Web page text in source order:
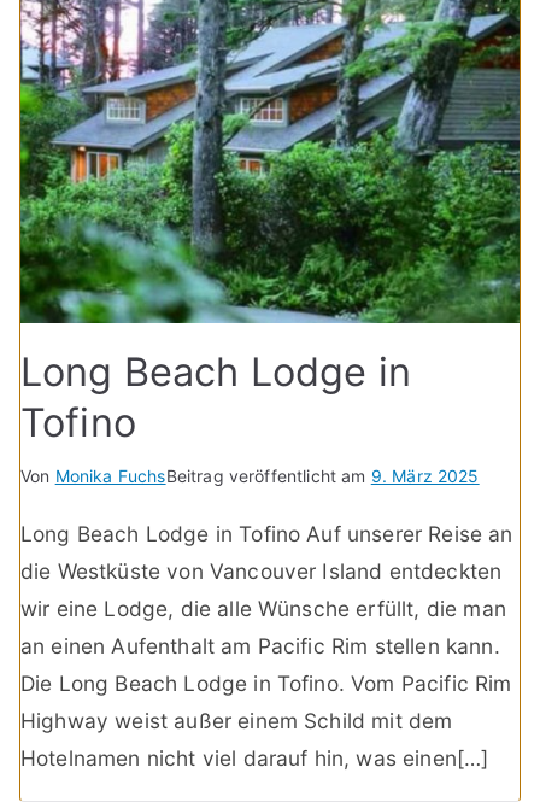
Long Beach Lodge in
Tofino
Von Monika FuchsBeitrag veröffentlicht am 9. März 2025
Long Beach Lodge in Tofino Auf unserer Reise an
die Westküste von Vancouver Island entdeckten
wir eine Lodge, die alle Wünsche erfüllt, die man
an einen Aufenthalt am Pacific Rim stellen kann.
Die Long Beach Lodge in Tofino. Vom Pacific Rim
Highway weist außer einem Schild mit dem
Hotelnamen nicht viel darauf hin, was einen[…]